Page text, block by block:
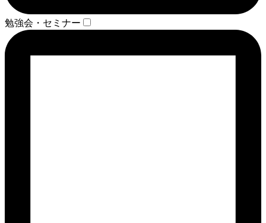
勉強会・セミナー